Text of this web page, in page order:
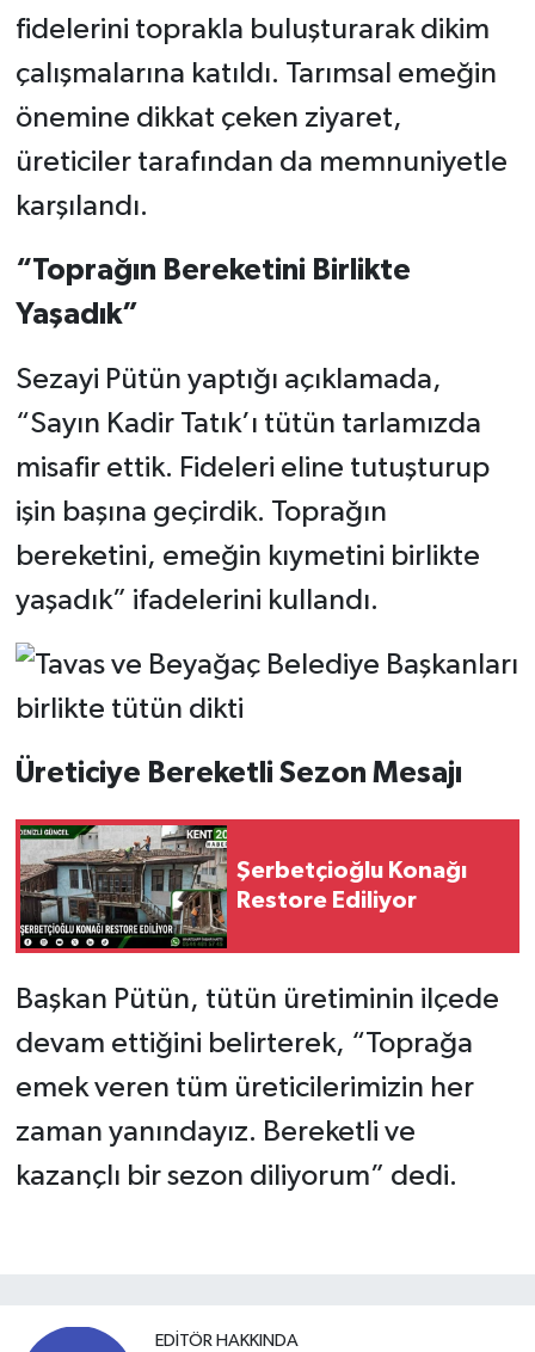
fidelerini toprakla buluşturarak dikim
çalışmalarına katıldı. Tarımsal emeğin
önemine dikkat çeken ziyaret,
üreticiler tarafından da memnuniyetle
karşılandı.
“Toprağın Bereketini Birlikte
Yaşadık”
Sezayi Pütün yaptığı açıklamada,
“Sayın Kadir Tatık’ı tütün tarlamızda
misafir ettik. Fideleri eline tutuşturup
işin başına geçirdik. Toprağın
bereketini, emeğin kıymetini birlikte
yaşadık” ifadelerini kullandı.
Üreticiye Bereketli Sezon Mesajı
Şerbetçioğlu Konağı
Restore Ediliyor
Başkan Pütün, tütün üretiminin ilçede
devam ettiğini belirterek, “Toprağa
emek veren tüm üreticilerimizin her
zaman yanındayız. Bereketli ve
kazançlı bir sezon diliyorum” dedi.
EDITÖR HAKKINDA